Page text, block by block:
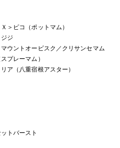
ピコ（ポットマム）
ジ
ントオービスク／クリサンセマム
レーマム）
（八重宿根アスター）
トバースト